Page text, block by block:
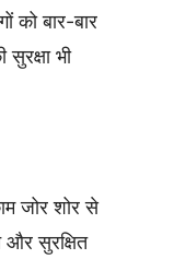
को बार-बार
भी
जोर शोर से
सुरक्षित